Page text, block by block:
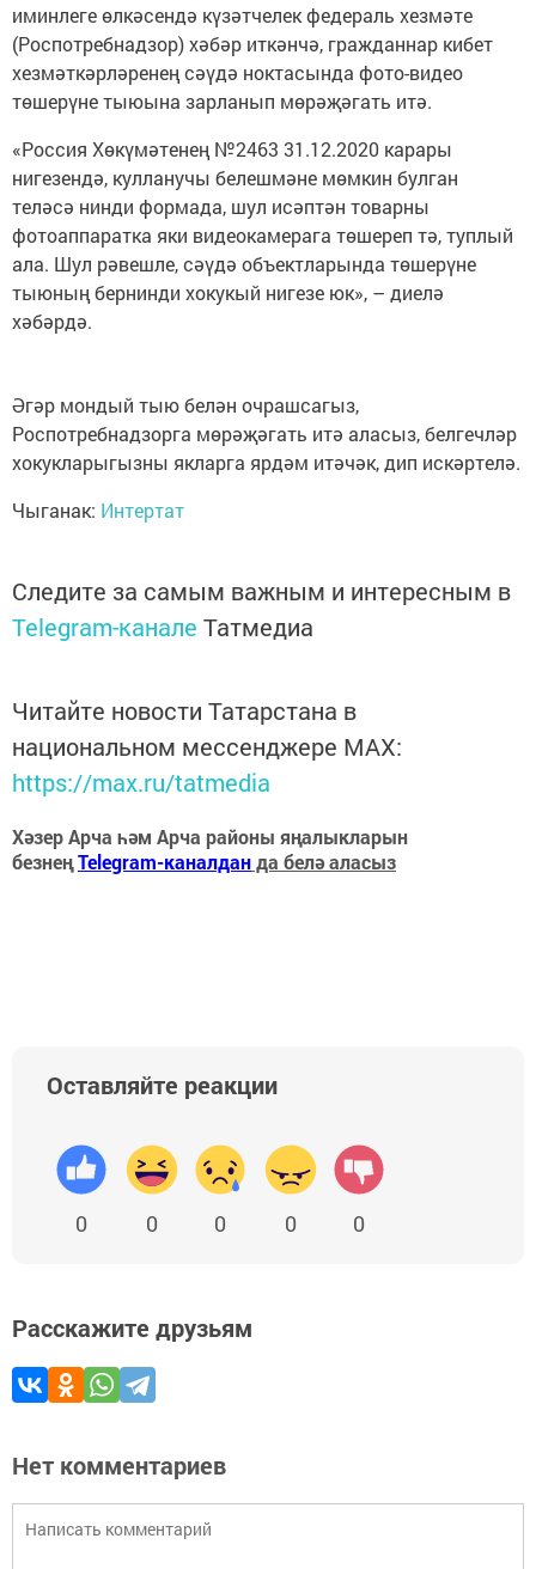
иминлеге өлкәсендә күзәтчелек федераль хезмәте
(Роспотребнадзор) хәбәр иткәнчә, гражданнар кибет
хезмәткәрләренең сәүдә ноктасында фото-видео
төшерүне тыюына зарланып мөрәҗәгать итә.
«Россия Хөкүмәтенең №2463 31.12.2020 карары
нигезендә, кулланучы белешмәне мөмкин булган
теләсә нинди формада, шул исәптән товарны
фотоаппаратка яки видеокамерага төшереп тә, туплый
ала. Шул рәвешле, сәүдә объектларында төшерүне
тыюның бернинди хокукый нигезе юк», – диелә
хәбәрдә.
Әгәр мондый тыю белән очрашсагыз,
Роспотребнадзорга мөрәҗәгать итә аласыз, белгечләр
хокукларыгызны якларга ярдәм итәчәк, дип искәртелә.
Чыганак: Интертат
Следите за самым важным и интересным в
Telegram-канале Татмедиа
Читайте новости Татарстана в
национальном мессенджере MАХ:
https://max.ru/tatmedia
Хәзер Арча һәм Арча районы яңалыкларын
безнеңTelegram-каналданда белә аласыз
Оставляйте реакции
0 0 0 0 0
Расскажите друзьям
Нет комментариев